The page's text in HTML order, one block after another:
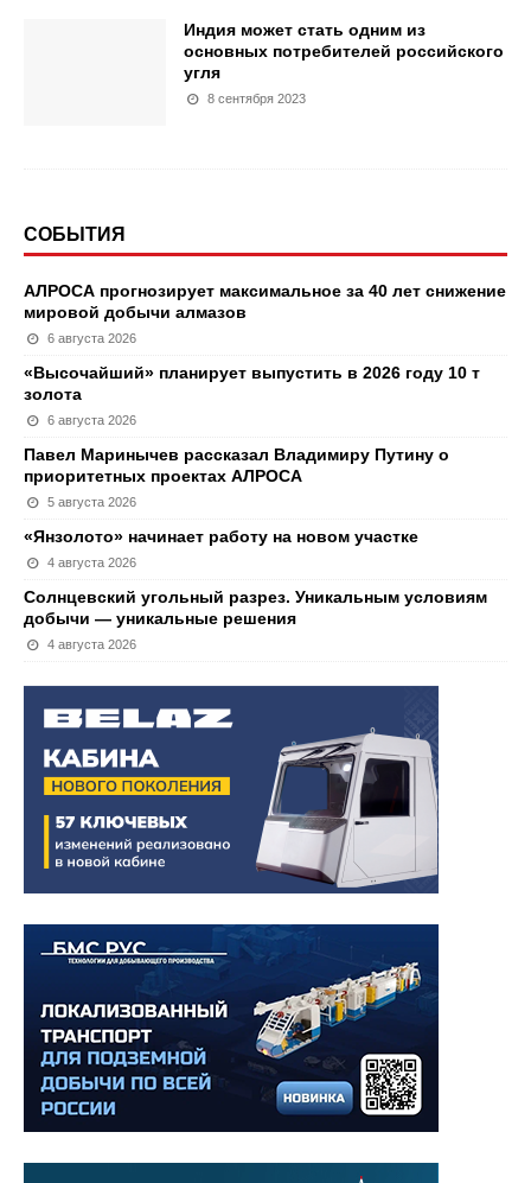
Индия может стать одним из
основных потребителей российского
угля
8 сентября 2023
СОБЫТИЯ
АЛРОСА прогнозирует максимальное за 40 лет снижение
мировой добычи алмазов
6 августа 2026
«Высочайший» планирует выпустить в 2026 году 10 т
золота
6 августа 2026
Павел Маринычев рассказал Владимиру Путину о
приоритетных проектах АЛРОСА
5 августа 2026
«Янзолото» начинает работу на новом участке
4 августа 2026
Солнцевский угольный разрез. Уникальным условиям
добычи — уникальные решения
4 августа 2026